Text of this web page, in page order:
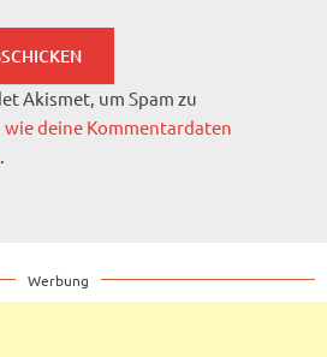
Akismet, um Spam zu
wie deine Kommentardaten
.
Werbung